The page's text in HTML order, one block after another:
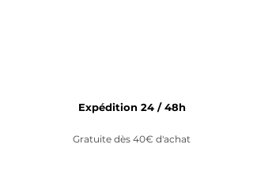
Expédition 24 / 48h
Gratuite dès 40€ d'achat